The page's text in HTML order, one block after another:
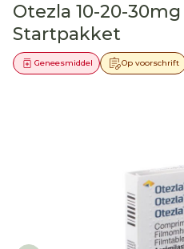
Otezla 10-20-
Startpakket
Op voorschrift
Geneesmiddel